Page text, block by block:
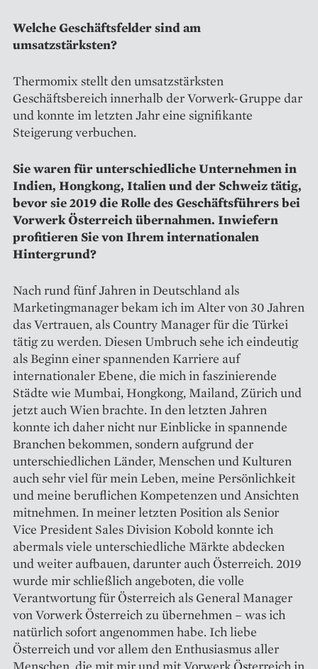
Welche Geschäftsfelder sind am
umsatzstärksten?
Thermomix stellt den umsatz­stärksten
Geschäftsbereich innerhalb der Vorwerk-Gruppe dar
und konnte im letzten Jahr eine signi­fikante
Steigerung verbuchen.
Sie waren für unterschiedliche Unternehmen in
Indien, Hongkong, Italien und der Schweiz tätig,
bevor sie 2019 die Rolle des Geschäftsführers bei
Vorwerk Österreich übernahmen. Inwiefern
profitieren Sie von Ihrem inter­nationalen
Hintergrund?
Nach rund fünf Jahren in Deutschland als
Marketingmanager bekam ich im Alter von 30 Jahren
das Vertrauen, als Country Manager für die Türkei
tätig zu werden. Diesen Umbruch sehe ich eindeutig
als Beginn einer spannenden Karriere auf
internationaler Ebene, die mich in faszinierende
Städte wie Mumbai, Hongkong, Mailand, Zürich und
jetzt auch Wien brachte. In den letzten Jahren
konnte ich daher nicht nur Einblicke in spannende
Branchen bekommen, sondern aufgrund der
unterschiedlichen Länder, Menschen und Kulturen
auch sehr viel für mein Leben, meine Persönlichkeit
und meine beruflichen Kompetenzen und Ansichten
mitnehmen. In meiner letzten Position als Senior
Vice President Sales Division Kobold konnte ich
abermals viele unterschiedliche Märkte abdecken
und weiter aufbauen, darunter auch Österreich. 2019
wurde mir schließlich angeboten, die volle
Verantwortung für Österreich als General Manager
von Vorwerk Österreich zu übernehmen – was ich
natürlich sofort angenommen habe. Ich liebe
Österreich und vor allem den Enthusiasmus aller
Menschen, die mit mir und mit Vorwerk Österreich in